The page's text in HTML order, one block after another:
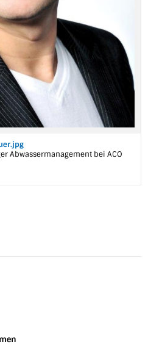
Abwassermanagement bei ACO